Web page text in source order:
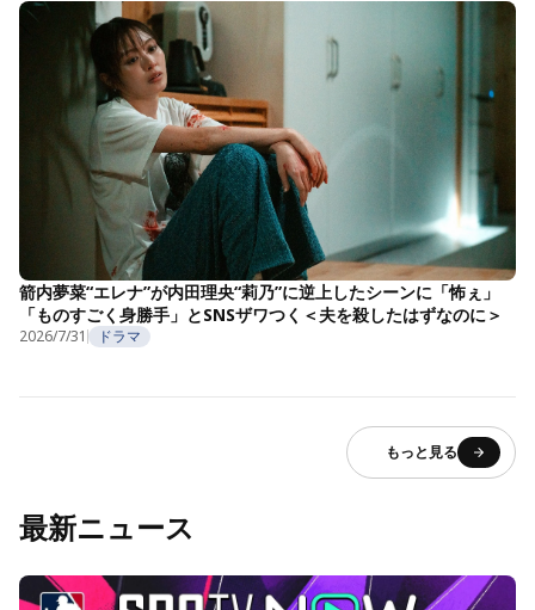
箭内夢菜“エレナ”が内田理央“莉乃”に逆上したシーンに「怖ぇ」
「ものすごく身勝手」とSNSザワつく＜夫を殺したはずなのに＞
2026/7/31 ドラマ
もっと見る
最新ニュース